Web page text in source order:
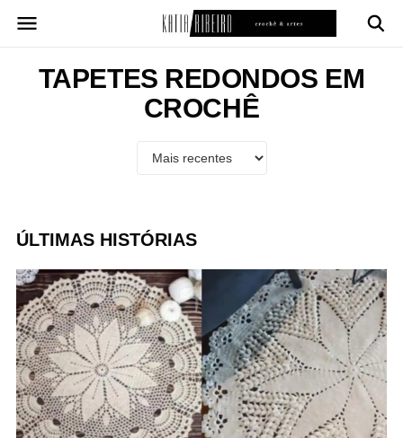
para
conteúdoTAPETES REDONDOS EM
CROCHÊ
ÚLTIMAS HISTÓRIAS